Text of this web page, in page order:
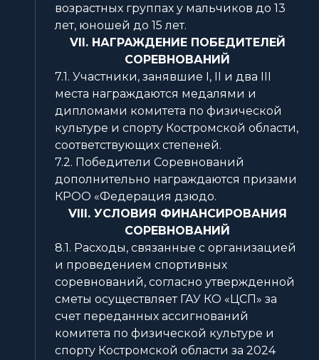
возрастных группах у мальчиков до 13
лет, юношей до 15 лет.
VII. НАГРАЖДЕНИЕ ПОБЕДИТЕЛЕЙ
СОРЕВНОВАНИЙ
7.1. Участники, занявшие I, II и два III
места награждаются медалями и
дипломами комитета по физической
культуре и спорту Костромской области,
соответствующих степеней.
7.2. Победители Соревнований
дополнительно награждаются призами
КРОО «Федерация дзюдо.
VIII. УСЛОВИЯ ФИНАНСИРОВАНИЯ
СОРЕВНОВАНИЙ
8.1. Расходы, связанные с организацией
и проведением спортивных
соревнований, согласно утвержденной
сметы осуществляет ГАУ КО «ЦСП» за
счет переданных ассигнований
комитета по физической культуре и
спорту Костромской области за 2024